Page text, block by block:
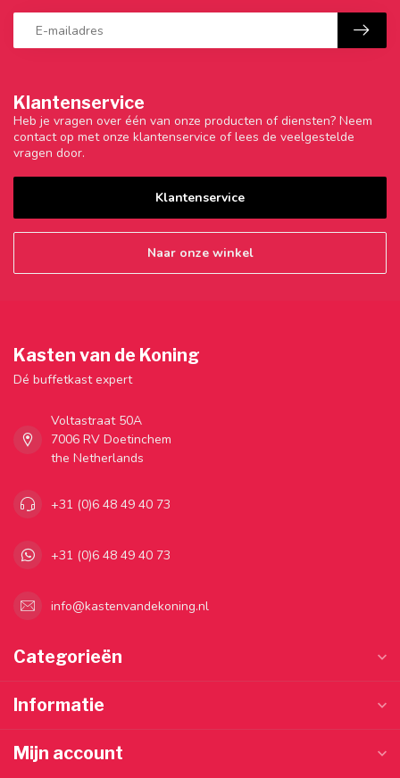
Klantenservice
Heb je vragen over één van onze producten of diensten? Neem
contact op met onze klantenservice of lees de veelgestelde
vragen door.
Klantenservice
Naar onze winkel
Kasten van de Koning
Dé buffetkast expert
Voltastraat 50A
7006 RV Doetinchem
the Netherlands
+31 (0)6 48 49 40 73
+31 (0)6 48 49 40 73
info@kastenvandekoning.nl
Categorieën
Informatie
Mijn account